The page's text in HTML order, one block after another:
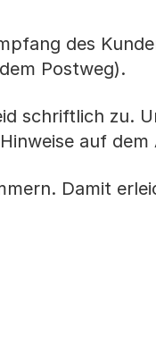
des
Postweg).
schriftlich zu.
auf
Damit
oder Fenster